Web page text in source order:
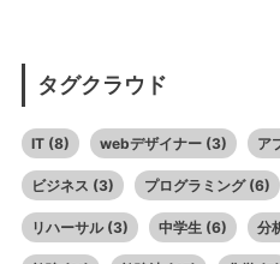
タグクラウド
IT (8) webデザイナー (3) ア
ビジネス (3) プログラミング (6)
リハーサル (3) 中学生 (6) 分